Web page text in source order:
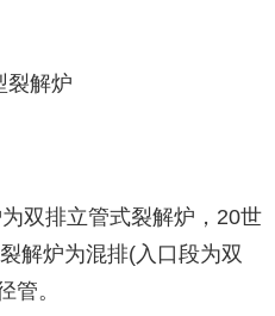
裂解炉
双排立管式裂解炉，20世
解炉为混排(入口段为双
管。